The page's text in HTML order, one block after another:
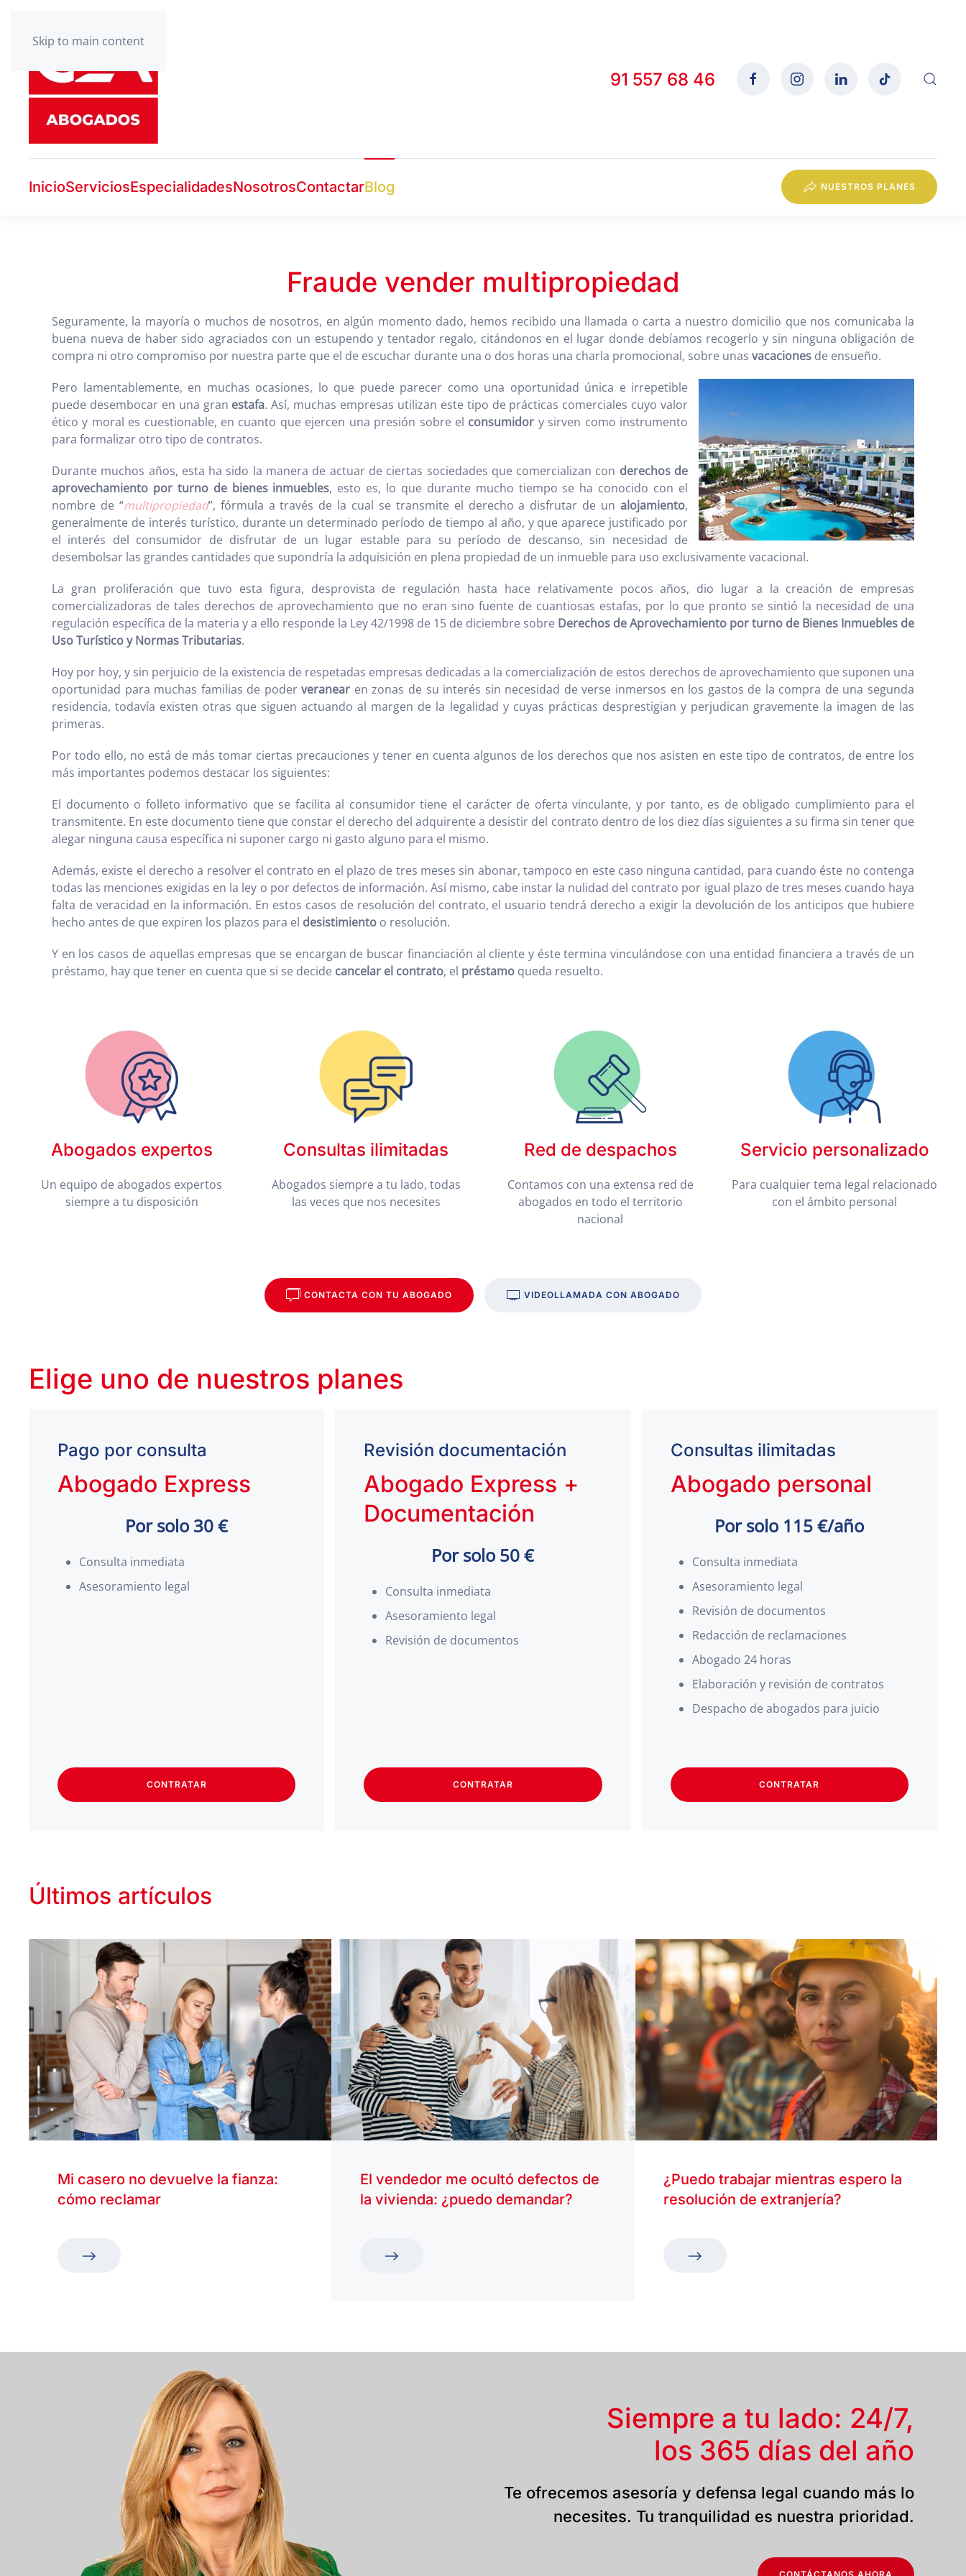
Skip to main content
91 557 68 46
InicioServiciosEspecialidadesNosotrosContactarBlog NUESTROS PLANES
Fraude vender multipropiedad
Seguramente, la mayoría o muchos de nosotros, en algún momento dado, hemos recibido una llamada o carta a nuestro domicilio que nos comunicaba la
buena nueva de haber sido agraciados con un estupendo y tentador regalo, citándonos en el lugar donde debíamos recogerlo y sin ninguna obligación de
compra ni otro compromiso por nuestra parte que el de escuchar durante una o dos horas una charla promocional, sobre unas vacaciones de ensueño.
Pero lamentablemente, en muchas ocasiones, lo que puede parecer como una oportunidad única e irrepetible
puede desembocar en una gran estafa. Así, muchas empresas utilizan este tipo de prácticas comerciales cuyo valor
ético y moral es cuestionable, en cuanto que ejercen una presión sobre el consumidor y sirven como instrumento
para formalizar otro tipo de contratos.
Durante muchos años, esta ha sido la manera de actuar de ciertas sociedades que comercializan con derechos de
aprovechamiento por turno de bienes inmuebles, esto es, lo que durante mucho tiempo se ha conocido con el
nombre de “multipropiedad”, fórmula a través de la cual se transmite el derecho a disfrutar de unalojamiento,
generalmente de interés turístico, durante un determinado período de tiempo al año, y que aparece justificado por
el interés del consumidor de disfrutar de un lugar estable para su período de descanso, sin necesidad de
desembolsar las grandes cantidades que supondría la adquisición en plena propiedad de un inmueble para uso exclusivamente vacacional.
La gran proliferación que tuvo esta figura, desprovista de regulación hasta hace relativamente pocos años, dio lugar a la creación de empresas
comercializadoras de tales derechos de aprovechamiento que no eran sino fuente de cuantiosas estafas, por lo que pronto se sintió la necesidad de una
regulación específica de la materia y a ello responde la Ley 42/1998 de 15 de diciembre sobre Derechos de Aprovechamiento por turno de Bienes Inmuebles de
Uso Turístico y Normas Tributarias.
Hoy por hoy, y sin perjuicio de la existencia de respetadas empresas dedicadas a la comercialización de estos derechos de aprovechamiento que suponen una
oportunidad para muchas familias de poderveranear en zonas de su interés sin necesidad de verse inmersos en los gastos de la compra de una segunda
residencia, todavía existen otras que siguen actuando al margen de la legalidad y cuyas prácticas desprestigian y perjudican gravemente la imagen de las
primeras.
Por todo ello, no está de más tomar ciertas precauciones y tener en cuenta algunos de los derechos que nos asisten en este tipo de contratos, de entre los
más importantes podemos destacar los siguientes:
El documento o folleto informativo que se facilita al consumidor tiene el carácter de oferta vinculante, y por tanto, es de obligado cumplimiento para el
transmitente. En este documento tiene que constar el derecho del adquirente a desistir del contrato dentro de los diez días siguientes a su firma sin tener que
alegar ninguna causa específica ni suponer cargo ni gasto alguno para el mismo.
Además, existe el derecho a resolver el contrato en el plazo de tres meses sin abonar, tampoco en este caso ninguna cantidad, para cuando éste no contenga
todas las menciones exigidas en la ley o por defectos de información. Así mismo, cabe instar la nulidad del contrato por igual plazo de tres meses cuando haya
falta de veracidad en la información. En estos casos de resolución del contrato, el usuario tendrá derecho a exigir la devolución de los anticipos que hubiere
hecho antes de que expiren los plazos para el desistimiento o resolución.
Y en los casos de aquellas empresas que se encargan de buscar financiación al cliente y éste termina vinculándose con una entidad financiera a través de un
préstamo, hay que tener en cuenta que si se decide cancelar el contrato, el préstamo queda resuelto.
Abogados expertos
Un equipo de abogados expertos
siempre a tu disposición
Consultas ilimitadas
Abogados siempre a tu lado, todas
las veces que nos necesites
Red de despachos
Contamos con una extensa red de
abogados en todo el territorio
nacional
Servicio personalizado
Para cualquier tema legal relacionado
con el ámbito personal
CONTACTA CON TU ABOGADO VIDEOLLAMADA CON ABOGADO
Elige uno de nuestros planes
Pago por consulta
Abogado Express
Por solo 30 €
Consulta inmediata
Asesoramiento legal
CONTRATAR
Revisión documentación
Abogado Express +
Documentación
Por solo 50 €
Consulta inmediata
Asesoramiento legal
Revisión de documentos
CONTRATAR
Consultas ilimitadas
Abogado personal
Por solo 115 €/año
Consulta inmediata
Asesoramiento legal
Revisión de documentos
Redacción de reclamaciones
Abogado 24 horas
Elaboración y revisión de contratos
Despacho de abogados para juicio
CONTRATAR
Últimos artículos
Mi casero no devuelve la fianza:
cómo reclamar
El vendedor me ocultó defectos de
la vivienda: ¿puedo demandar?
¿Puedo trabajar mientras espero la
resolución de extranjería?
Siempre a tu lado: 24/7,
los 365 días del año
Te ofrecemos asesoría y defensa legal cuando más lo
necesites. Tu tranquilidad es nuestra prioridad.